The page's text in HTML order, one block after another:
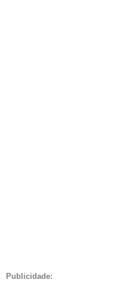
Publicidade: